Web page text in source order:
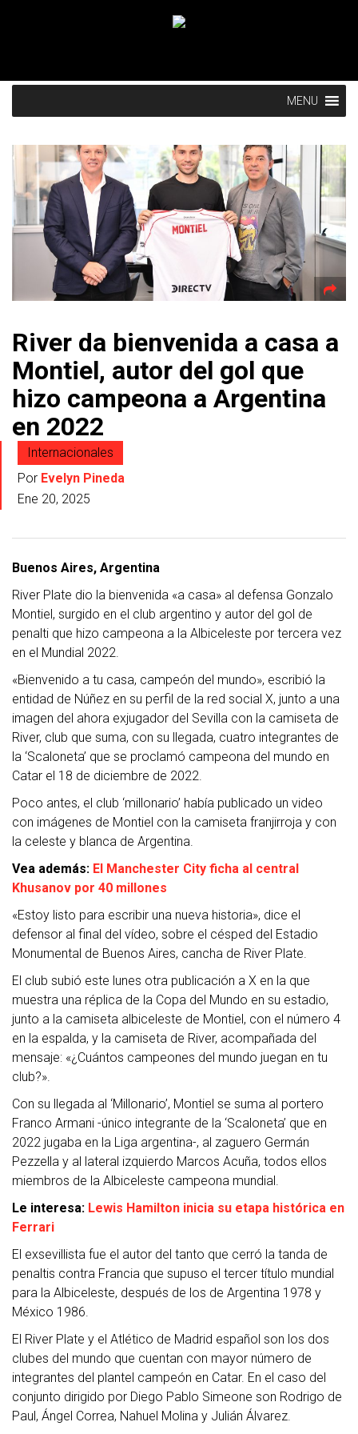
MENU
River da bienvenida a casa a
Montiel, autor del gol que
hizo campeona a Argentina
en 2022
Internacionales
Por Evelyn Pineda
Ene 20, 2025
Buenos Aires, Argentina
River Plate dio la bienvenida «a casa» al defensa Gonzalo
Montiel, surgido en el club argentino y autor del gol de
penalti que hizo campeona a la Albiceleste por tercera vez
en el Mundial 2022.
«Bienvenido a tu casa, campeón del mundo», escribió la
entidad de Núñez en su perfil de la red social X, junto a una
imagen del ahora exjugador del Sevilla con la camiseta de
River, club que suma, con su llegada, cuatro integrantes de
la ‘Scaloneta’ que se proclamó campeona del mundo en
Catar el 18 de diciembre de 2022.
Poco antes, el club ‘millonario’ había publicado un video
con imágenes de Montiel con la camiseta franjirroja y con
la celeste y blanca de Argentina.
Vea además: El Manchester City ficha al central
Khusanov por 40 millones
«Estoy listo para escribir una nueva historia», dice el
defensor al final del vídeo, sobre el césped del Estadio
Monumental de Buenos Aires, cancha de River Plate.
El club subió este lunes otra publicación a X en la que
muestra una réplica de la Copa del Mundo en su estadio,
junto a la camiseta albiceleste de Montiel, con el número 4
en la espalda, y la camiseta de River, acompañada del
mensaje: «¿Cuántos campeones del mundo juegan en tu
club?».
Con su llegada al ‘Millonario’, Montiel se suma al portero
Franco Armani -único integrante de la ‘Scaloneta’ que en
2022 jugaba en la Liga argentina-, al zaguero Germán
Pezzella y al lateral izquierdo Marcos Acuña, todos ellos
miembros de la Albiceleste campeona mundial.
Le interesa: Lewis Hamilton inicia su etapa histórica en
Ferrari
El exsevillista fue el autor del tanto que cerró la tanda de
penaltis contra Francia que supuso el tercer título mundial
para la Albiceleste, después de los de Argentina 1978 y
México 1986.
El River Plate y el Atlético de Madrid español son los dos
clubes del mundo que cuentan con mayor número de
integrantes del plantel campeón en Catar. En el caso del
conjunto dirigido por Diego Pablo Simeone son Rodrigo de
Paul, Ángel Correa, Nahuel Molina y Julián Álvarez.